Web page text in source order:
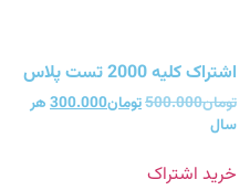
اشتراک کلیه 2000 تست پلاس
تومان500.000تومان300.000هر
سال
خرید اشتراک